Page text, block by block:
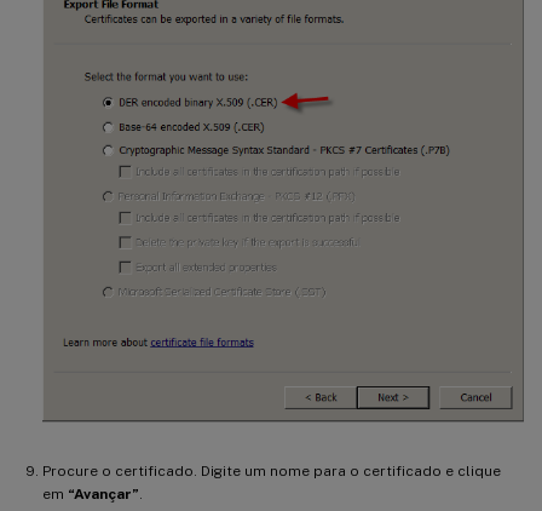
Procure o certificado. Digite um nome para o certificado e clique
em “Avançar”.